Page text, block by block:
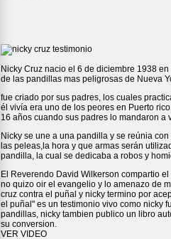
Nicky Cruz nacio el 6 de diciembre 1938
de las pandillas mas peligrosas de Nueva
fue criado por sus padres, los cuales
él vivía era uno de los peores en Puerto
16 años cuando sus padres lo mandaron a
Nicky se une a una pandilla y se reúnia
las peleas,la hora y que armas serán
pandilla, la cual se dedicaba a robos y
El Reverendo David Wilkerson compartio
no quizo oir el evangelio y lo amenazo de
cruz contra el puñal y nicky termino por
el puñal" es un testimonio vivo como nicky
pandillas, nicky tambien publico un libro
su conversion.
VER VIDEO